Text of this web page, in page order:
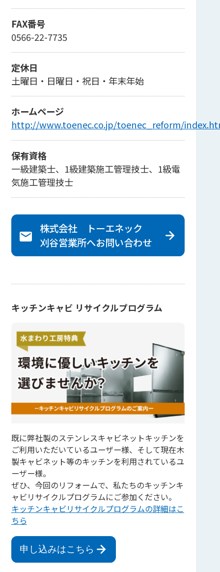
FAX番号
0566-22-7735
定休日
土曜日・日曜日・祝日・年末年始
ホームページ
http://www.toenec.co.jp/toenec_reform/
保有資格
一級建築士、1級建築施工管理技士、1級電
気施工管理技士
株式会社 トーエネック
刈谷営業所へお問い合わせ
キッチンキャビ リサイクルプログラム
既に弊社製のステンレスキャビネットキッチンを
ご利用いただいているユーザー様、そして現在木
製キャビネット等のキッチンを利用されているユ
ーザー様。
ぜひ、今回のリフォームで、私たちのキッチンキ
ャビリサイクルプログラムにご参加ください。
キッチンキャビリサイクルプログラムの詳細はこ
ちら
申し込みはこちら